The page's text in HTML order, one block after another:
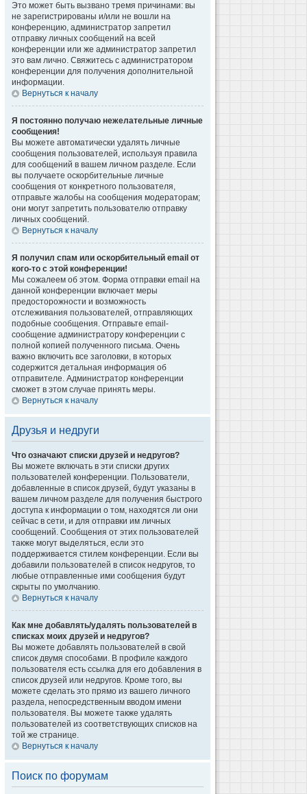
Это может быть вызвано тремя причинами: вы
не зарегистрированы и/или не вошли на
конференцию, администратор запретил
отправку личных сообщений на всей
конференции или же администратор запретил
это вам лично. Свяжитесь с администратором
конференции для получения дополнительной
информации.
Вернуться к началу
Я постоянно получаю нежелательные личные
сообщения!
Вы можете автоматически удалять личные
сообщения пользователей, используя правила
для сообщений в вашем личном разделе. Если
вы получаете оскорбительные личные
сообщения от конкретного пользователя,
отправьте жалобы на сообщения модераторам;
они могут запретить пользователю отправку
личных сообщений.
Вернуться к началу
Я получил спам или оскорбительный email от
кого-то с этой конференции!
Мы сожалеем об этом. Форма отправки email на
данной конференции включает меры
предосторожности и возможность
отслеживания пользователей, отправляющих
подобные сообщения. Отправьте email-
сообщение администратору конференции с
полной копией полученного письма. Очень
важно включить все заголовки, в которых
содержится детальная информация об
отправителе. Администратор конференции
сможет в этом случае принять меры.
Вернуться к началу
Друзья и недруги
Что означают списки друзей и недругов?
Вы можете включать в эти списки других
пользователей конференции. Пользователи,
добавленные в список друзей, будут указаны в
вашем личном разделе для получения быстрого
доступа к информации о том, находятся ли они
сейчас в сети, и для отправки им личных
сообщений. Сообщения от этих пользователей
также могут выделяться, если это
поддерживается стилем конференции. Если вы
добавили пользователей в список недругов, то
любые отправленные ими сообщения будут
скрыты по умолчанию.
Вернуться к началу
Как мне добавлять/удалять пользователей в
списках моих друзей и недругов?
Вы можете добавлять пользователей в свой
список двумя способами. В профиле каждого
пользователя есть ссылка для его добавления в
список друзей или недругов. Кроме того, вы
можете сделать это прямо из вашего личного
раздела, непосредственным вводом имени
пользователя. Вы можете также удалять
пользователей из соответствующих списков на
той же странице.
Вернуться к началу
Поиск по форумам